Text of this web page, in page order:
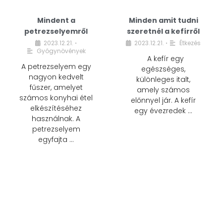
Mindent a
petrezselyemről
2023.12.21. •
Gyógynövények
A petrezselyem egy
nagyon kedvelt
fűszer, amelyet
számos konyhai étel
elkészítéséhez
használnak. A
petrezselyem
egyfajta …
Minden amit tudni
szeretnél a kefírről
2023.12.21. • Étkezés
A kefír egy
egészséges,
különleges italt,
amely számos
előnnyel jár. A kefír
egy évezredek …